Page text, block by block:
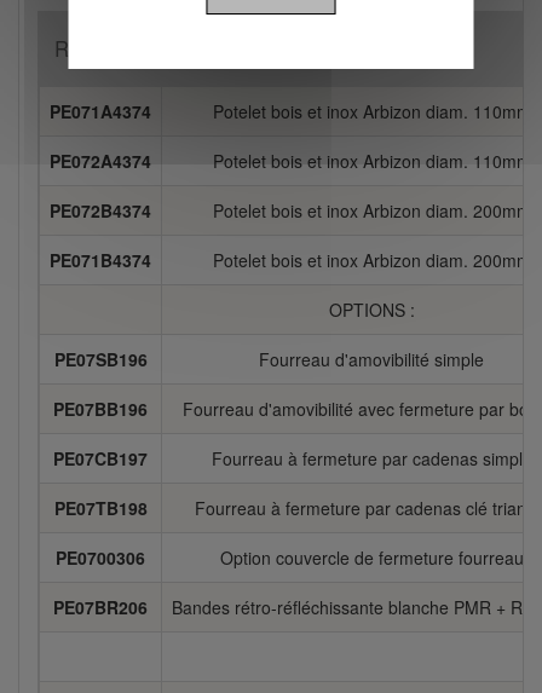
Référence
PE071A4374 Potelet bois et inox Arbizon diam. 110mm
PE072A4374 Potelet bois et inox Arbizon diam. 110mm
PE072B4374 Potelet bois et inox Arbizon diam. 200mm
PE071B4374 Potelet bois et inox Arbizon diam. 200mm
OPTIONS :
PE07SB196 Fourreau d'amovibilité simple
PE07BB196 Fourreau d'amovibilité avec fermeture par
PE07CB197 Fourreau à fermeture par cadenas simple
PE07TB198 Fourreau à fermeture par cadenas clé
PE0700306 Option couvercle de fermeture fourreau
PE07BR206 Bandes rétro-réfléchissante blanche PMR +